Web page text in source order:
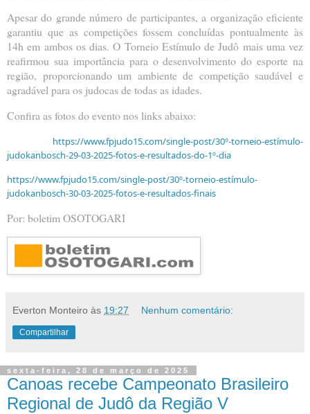
Apesar do grande número de participantes, a organização eficiente
garantiu que as competições fossem concluídas pontualmente às
14h em ambos os dias. O Torneio Estímulo de Judô mais uma vez
reafirmou sua importância para o desenvolvimento do esporte na
região, proporcionando um ambiente de competição saudável e
agradável para os judocas de todas as idades.
Confira as fotos do evento nos links abaixo:
https://www.fpjudo15.com/single-post/30º-torneio-estímulo-
judokanbosch-29-03-2025-fotos-e-resultados-do-1º-dia
https://www.fpjudo15.com/single-post/30º-torneio-estímulo-
judokanbosch-30-03-2025-fotos-e-resultados-finais
Por: boletim OSOTOGARI
Everton Monteiro às 19:27 Nenhum comentário:
Compartilhar
sexta-feira, 28 de março de 2025
Canoas recebe Campeonato Brasileiro
Regional de Judô da Região V